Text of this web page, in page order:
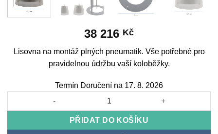
38 216 Kč
Lisovna na montáž plných pneumatik. Vše potřebné pro
pravidelnou údržbu vaší koloběžky.
Termín Doručení na 17. 8. 2026
Solid tyre mounting press množství
PŘIDAT DO KOŠÍKU